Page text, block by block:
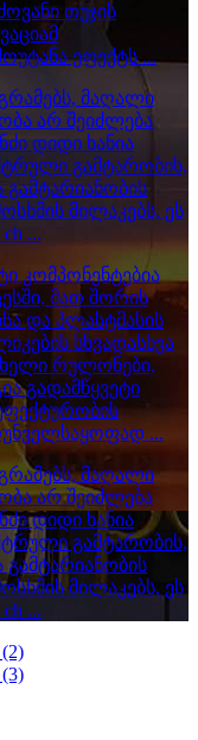
თუჯის
ეფექტს ...
მაღალი
არ შეიძლება
დიდი ხანია
გამტარობის,
მილაკებს, ეს
...
კომპონენტებია
მათ შორის
და პლასტმასის
სხვადასხვა
რულონები,
გადამწყვეტი
...
მაღალი
არ შეიძლება
დიდი ხანია
გამტარობის,
მილაკებს, ეს
...